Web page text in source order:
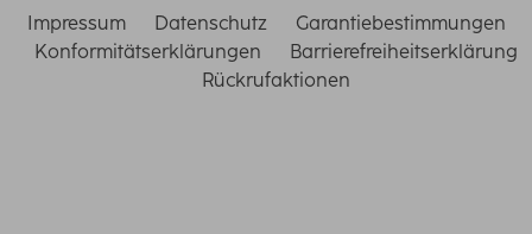
Impressum Datenschutz
Garantiebestimmungen
Konformitätserklärungen
Barrierefreiheitserklärung
Rückrufaktionen